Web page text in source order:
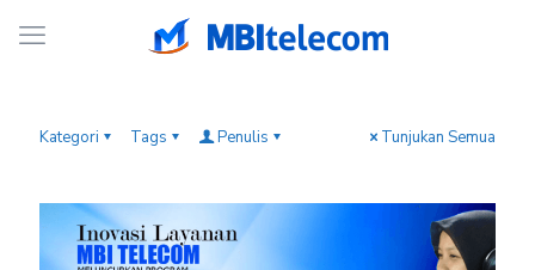
Kategori Tags Penulis Tunjukan Semua